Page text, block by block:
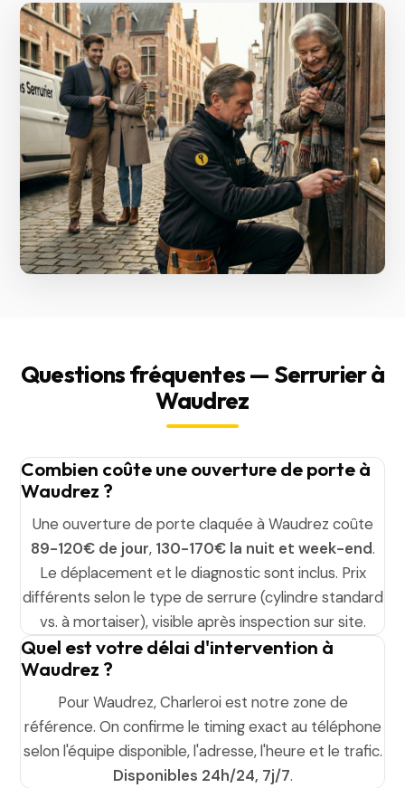
Questions fréquentes — Serrurier à
Waudrez
Combien coûte une ouverture de porte à
Waudrez ?
Une ouverture de porte claquée à Waudrez coûte
89-120€ de jour, 130-170€ la nuit et week-end.
Le déplacement et le diagnostic sont inclus. Prix
différents selon le type de serrure (cylindre standard
vs. à mortaiser), visible après inspection sur site.
Quel est votre délai d'intervention à
Waudrez ?
Pour Waudrez, Charleroi est notre zone de
référence. On confirme le timing exact au téléphone
selon l'équipe disponible, l'adresse, l'heure et le trafic.
Disponibles 24h/24, 7j/7.